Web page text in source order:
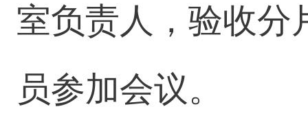
室负责人，验收分
员参加会议。